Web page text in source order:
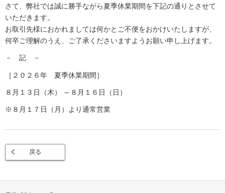
さて、弊社では誠に勝手ながら夏季休業期間を下記の通りとさせて
いただきます。
お取引先様におかれましては何かとご不便をおかけいたしますが、
何卒ご理解のうえ、ご了承くださいますようお願い申し上げます。
－ 記 －
［２０２６年 夏季休業期間］
８月１３日（木） ～８月１６日（日）
※８月１７日（月）より通常営業
戻る